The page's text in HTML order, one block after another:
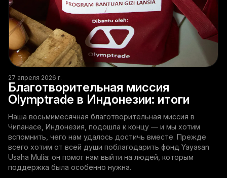
27 апреля 2026 г.
Благотворительная миссия
Olymptrade в Индонезии: итоги
Наша восьмимесячная благотворительная миссия в
Чипанасе, Индонезия, подошла к концу — и мы хотим
вспомнить, чего нам удалось достичь вместе. Прежде
всего хотим от всей души поблагодарить фонд Yayasan
Usaha Mulia: он помог нам выйти на людей, которым
поддержка была особенно нужна.